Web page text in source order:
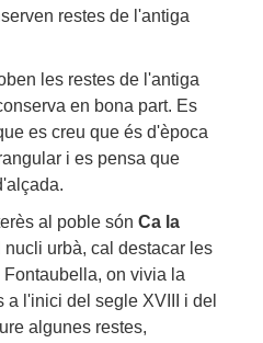
restes de l'antiga
les restes de l'antiga
en bona part. Es
es creu que és d'època
i es pensa que
al poble són Ca la
nucli urbà, cal destacar les
on vivia la
l'inici del segle XVIII i del
algunes restes,